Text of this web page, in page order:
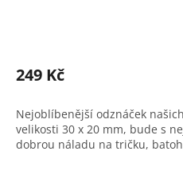
produktu
je
z
5
hvězdiček.
249 Kč
Nejoblíbenější odznáček
velikosti 30 x 20 mm, bude s
dobrou náladu na tričku,